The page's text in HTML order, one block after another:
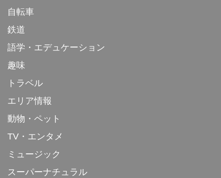
自転車
鉄道
語学・エデュケーション
趣味
トラベル
エリア情報
動物・ペット
TV・エンタメ
ミュージック
スーパーナチュラル